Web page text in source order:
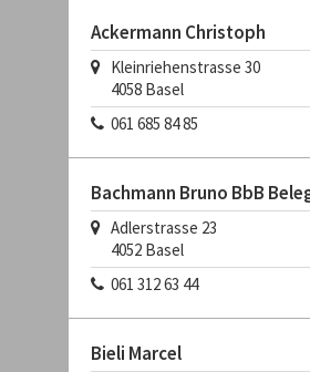
Ackermann Christoph
Kleinriehenstrasse 30
4058 Basel
061 685 84 85
Bachmann Bruno BbB
Adlerstrasse 23
4052 Basel
061 312 63 44
Bieli Marcel